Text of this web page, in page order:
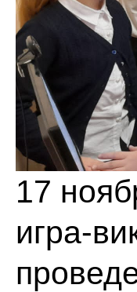
17
игра-